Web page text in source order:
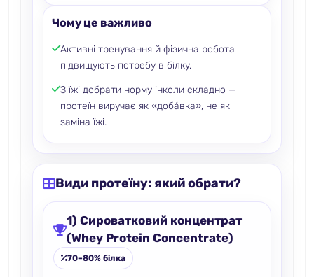
Чому це важливо
Активні тренування й фізична робота
підвищують потребу в білку.
З їжі добрати норму інколи складно —
протеїн виручає як «доба́вка», не як
заміна їжі.
Види протеїну: який обрати?
1) Сироватковий концентрат
(Whey Protein Concentrate)
70–80% білка